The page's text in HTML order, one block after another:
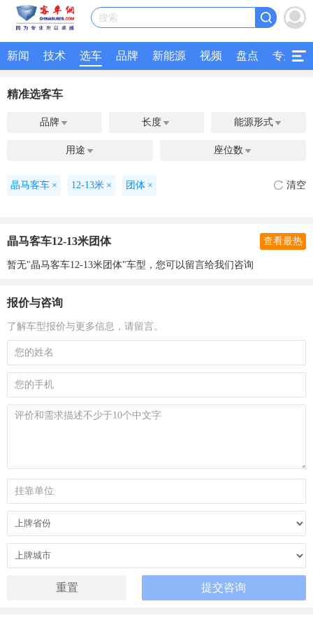
搜索
新闻 技术 选车 品牌 新能源 视频 盘点 专题
精准选客车
品牌  长度  能源形式 
用途  座位数 
晶马客车 × 12-13米 × 团体 × 清空
晶马客车12-13米团体 查看最热
暂无"晶马客车12-13米团体"车型，您可以留言给我们咨询
报价与咨询
了解车型报价与更多信息，请留言。